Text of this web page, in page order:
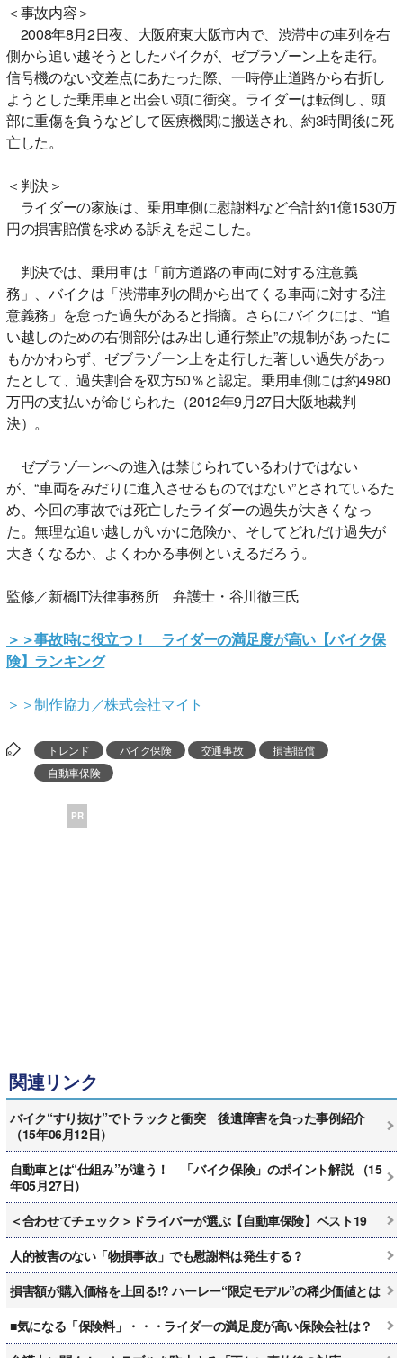
＜事故内容＞
2008年8月2日夜、大阪府東大阪市内で、渋滞中の車列を右
側から追い越そうとしたバイクが、ゼブラゾーン上を走行。
信号機のない交差点にあたった際、一時停止道路から右折し
ようとした乗用車と出会い頭に衝突。ライダーは転倒し、頭
部に重傷を負うなどして医療機関に搬送され、約3時間後に死
亡した。
＜判決＞
ライダーの家族は、乗用車側に慰謝料など合計約1億1530万
円の損害賠償を求める訴えを起こした。
判決では、乗用車は「前方道路の車両に対する注意義
務」、バイクは「渋滞車列の間から出てくる車両に対する注
意義務」を怠った過失があると指摘。さらにバイクには、“追
い越しのための右側部分はみ出し通行禁止”の規制があったに
もかかわらず、ゼブラゾーン上を走行した著しい過失があっ
たとして、過失割合を双方50％と認定。乗用車側には約4980
万円の支払いが命じられた（2012年9月27日大阪地裁判
決）。
ゼブラゾーンへの進入は禁じられているわけではない
が、“車両をみだりに進入させるものではない”とされているた
め、今回の事故では死亡したライダーの過失が大きくなっ
た。無理な追い越しがいかに危険か、そしてどれだけ過失が
大きくなるか、よくわかる事例といえるだろう。
監修／新橋IT法律事務所 弁護士・谷川徹三氏
＞＞事故時に役立つ！ ライダーの満足度が高い【バイク保
険】ランキング
＞＞制作協力／株式会社マイト
トレンド バイク保険 交通事故
損害賠償
自動車保険
PR
関連リンク
バイク“すり抜け”でトラックと衝突 後遺障害を負った事例紹介
（15年06月12日）
自動車とは“仕組み”が違う！ 「バイク保険」のポイント解説 （15
年05月27日）
＜合わせてチェック＞ドライバーが選ぶ【自動車保険】ベスト19
人的被害のない「物損事故」でも慰謝料は発生する？
損害額が購入価格を上回る!? ハーレー“限定モデル”の稀少価値とは
■気になる「保険料」・・・ライダーの満足度が高い保険会社は？